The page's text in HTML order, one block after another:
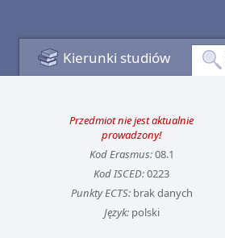
Kierunki studiów
Przedmiot nie jest aktualnie
prowadzony!
Kod Erasmus:08.1
Kod ISCED:0223
Punkty ECTS:brak danych
Język:polski